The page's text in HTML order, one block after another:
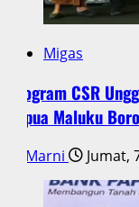
Migas
Program CSR
Papua Maluku
Marni Jumat,